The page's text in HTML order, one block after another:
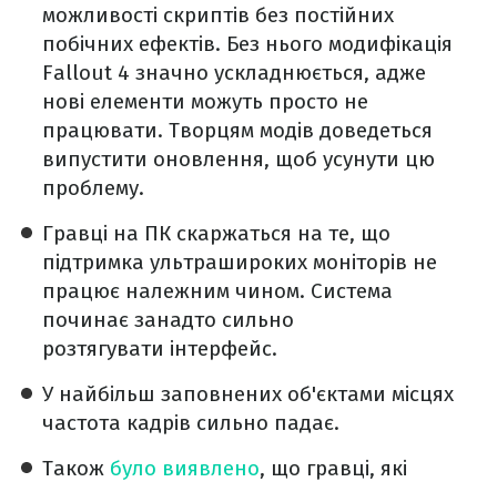
можливості скриптів без постійних
побічних ефектів. Без нього модифікація
Fallout 4 значно ускладнюється, адже
нові елементи можуть просто не
працювати. Творцям модів доведеться
випустити оновлення, щоб усунути цю
проблему.
Гравці на ПК скаржаться на те, що
підтримка ультрашироких моніторів не
працює належним чином. Система
починає занадто сильно
розтягувати інтерфейс.
У найбільш заповнених об'єктами місцях
частота кадрів сильно падає.
Також було виявлено, що гравці, які